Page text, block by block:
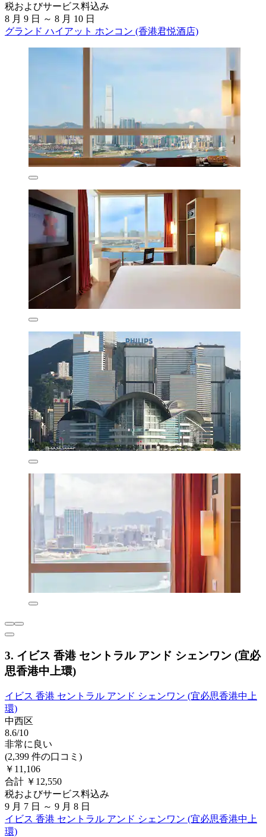
税およびサービス料込み
8 月 9 日 ～ 8 月 10 日
グランド ハイアット ホンコン (香港君悦酒店)
3. イビス 香港 セントラル アンド シェンワン (宜必
思香港中上環)
イビス 香港 セントラル アンド シェンワン (宜必思香港中上
環)
中西区
8.6/10
非常に良い
(2,399 件の口コミ)
￥11,106
合計 ￥12,550
税およびサービス料込み
9 月 7 日 ～ 9 月 8 日
イビス 香港 セントラル アンド シェンワン (宜必思香港中上
環)